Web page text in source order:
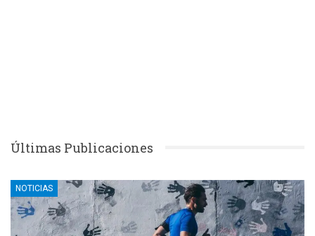
Últimas Publicaciones
NOTICIAS